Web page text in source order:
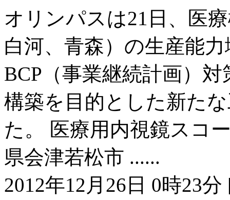
オリンパスは21日、医
白河、青森）の生産能
BCP（事業継続計画）
構築を目的とした新た
た。 医療用内視鏡スコ
県会津若松市 ......
2012年12月26日 0時23分